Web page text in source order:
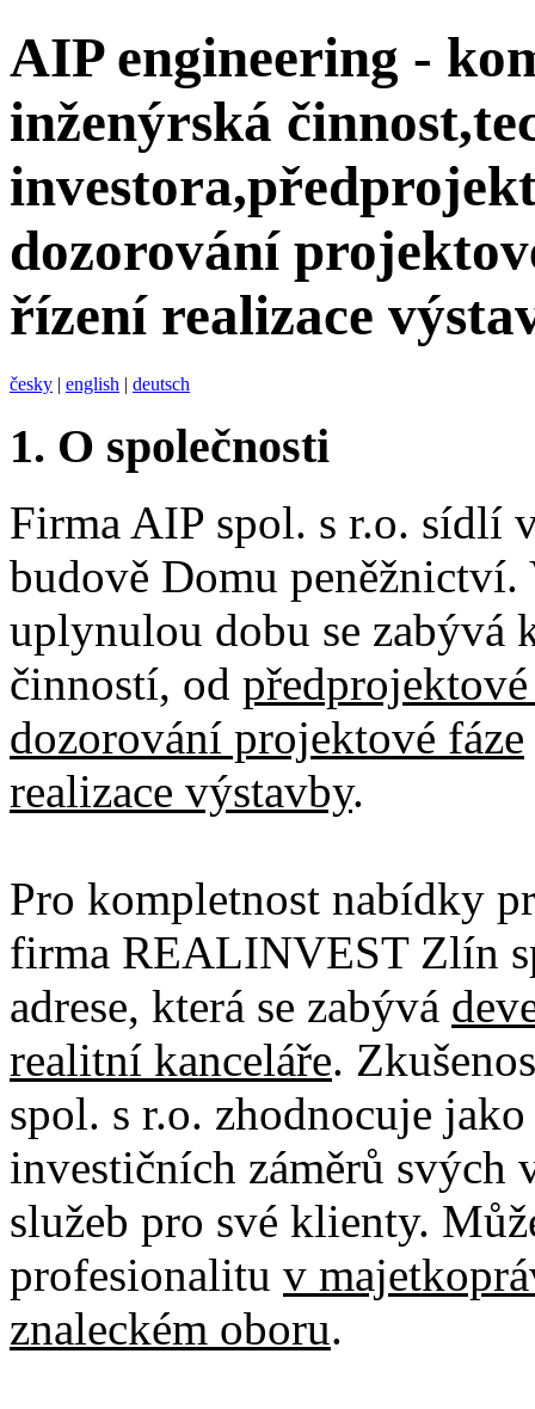
AIP engineering -
inženýrská
dozorování
řízení realizace
česky | english | deutsch
1. O společnosti
Firma AIP spol. s r.o. sídlí
budově Domu
uplynulou dobu se zabývá
činností, od
dozorování projektové fáze
realizace výstavby.
Pro kompletnost nabídky
firma REALINVEST Zlín
adrese, která se zabývá
realitní kanceláře.
spol. s r.o. zhodnocuje
investičních záměrů
služeb pro své klienty.
profesionalitu v
znaleckém oboru.